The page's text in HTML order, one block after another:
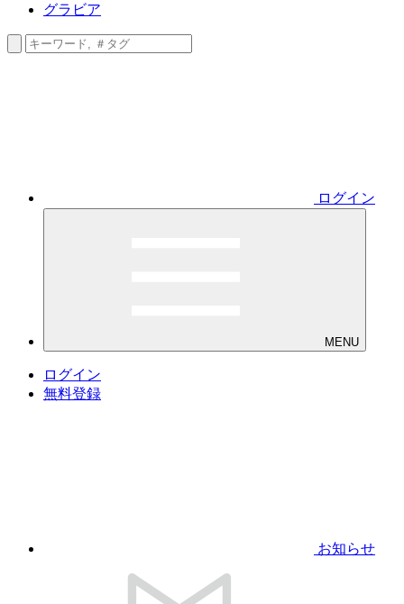
グラビア
ログイン
MENU
ログイン
無料登録
お知らせ